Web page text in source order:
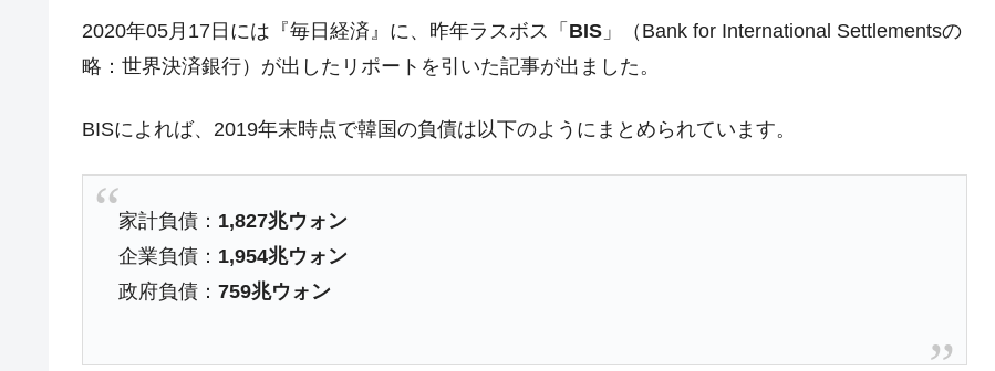
『Money1』 韓国型イージス搭載の次世代駆逐艦「KDDX」1番艦、2032年竣工と公示
『Money1』
韓国政府『BYD』車への補助金を全廃 ⇒ 実は韓国で『BYD』車は売れている。6カ月で対前年同期比
『Money1』
ドを掲げる「在韓反米勢力」
『Money1』 韓国政府「2035年までに18.4GW規模のAIデータセンター整備」⇒ だから無理だってば。
2020年05月17日には『毎日経済』に、昨年ラスボス「 BIS 」（Bank for International Settlementsの
略：世界決済銀行）が出したリポートを引いた記事が出ました。
BISによれば、2019年末時点で韓国の負債は以下のようにまとめられています。
家計負債： 1,827兆ウォン
企業負債： 1,954兆ウォン
政府負債：759兆ウォン